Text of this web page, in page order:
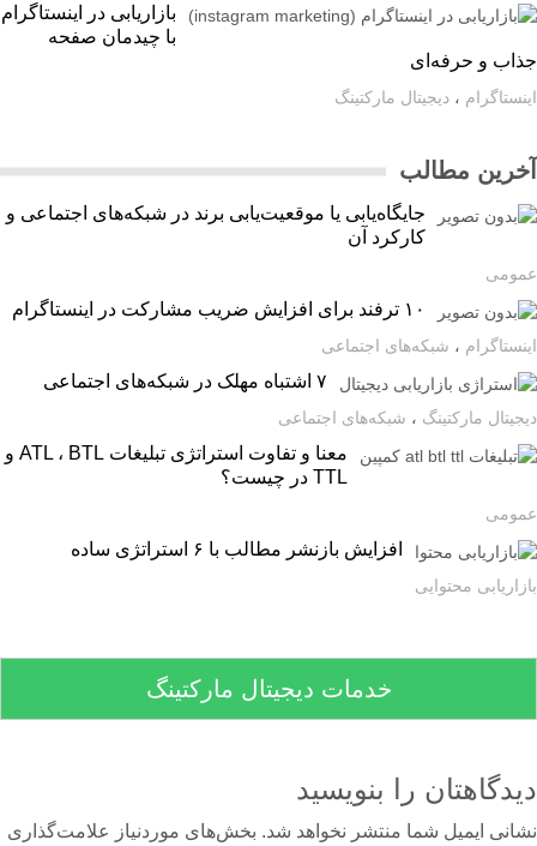
بازاریابی در اینستاگرام
با چیدمان صفحه
و حرفه‌ای
،دیجیتال مارکتینگ
مطالب
جایگاه‌یابی یا موقعیت‌یابی برند در شبکه‌های اجتماعی و
کارکرد آن
۱۰ ترفند برای افزایش ضریب مشارکت در اینستاگرام
،شبکه‌های اجتماعی
مارکتینگ،شبکه‌های اجتماعی
معنا و تفاوت استراتژی تبلیغات ATL ، BTL و
TTL در چیست؟
افزایش بازنشر مطالب با ۶ استراتژی ساده
محتوایی
خدمات دیجیتال مارکتینگ
را بنویسید
ایمیل شما منتشر نخواهد شد. بخش‌های موردنیاز علامت‌گذاری